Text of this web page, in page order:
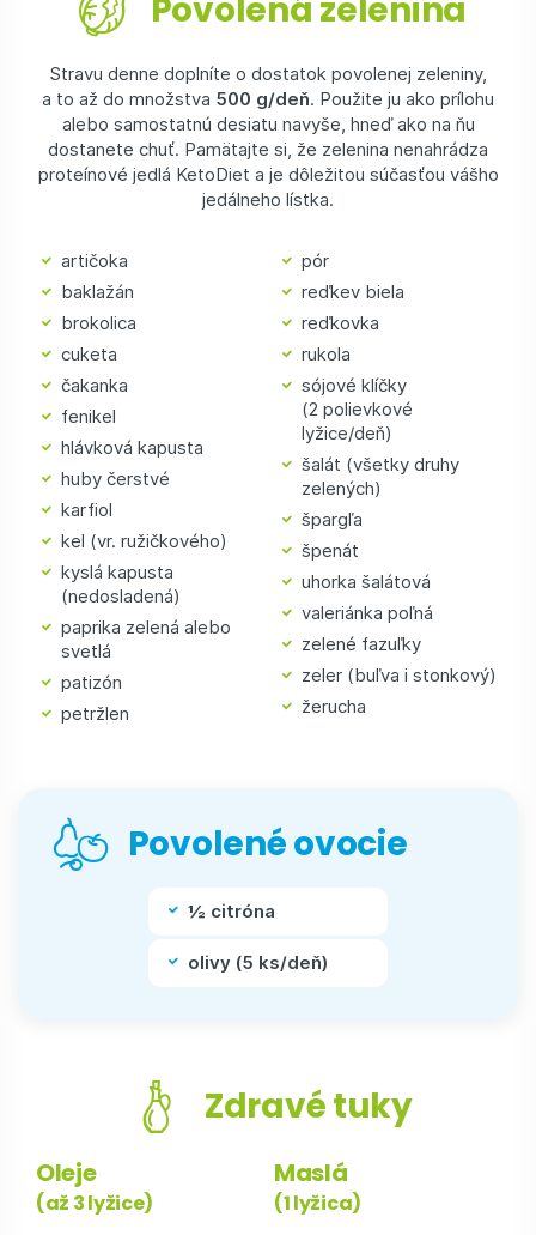
Povolená zelenina
Stravu denne doplníte o dostatok povolenej zeleniny,
a to až do množstva 500 g/deň. Použite ju ako prílohu
alebo samostatnú desiatu navyše, hneď ako na ňu
dostanete chuť. Pamätajte si, že zelenina nenahrádza
proteínové jedlá KetoDiet a je dôležitou súčasťou vášho
jedálneho lístka.
artičoka
baklažán
brokolica
cuketa
čakanka
fenikel
hlávková kapusta
huby čerstvé
karfiol
kel (vr. ružičkového)
kyslá kapusta
(nedosladená)
paprika zelená alebo
svetlá
patizón
petržlen
pór
reďkev biela
reďkovka
rukola
sójové klíčky
(2 polievkové
lyžice/deň)
šalát (všetky druhy
zelených)
špargľa
špenát
uhorka šalátová
valeriánka poľná
zelené fazuľky
zeler (buľva i stonkový)
žerucha
Povolené ovocie
½ citróna
olivy (5 ks/deň)
Zdravé tuky
Oleje
(až 3 lyžice)
Maslá
(1 lyžica)